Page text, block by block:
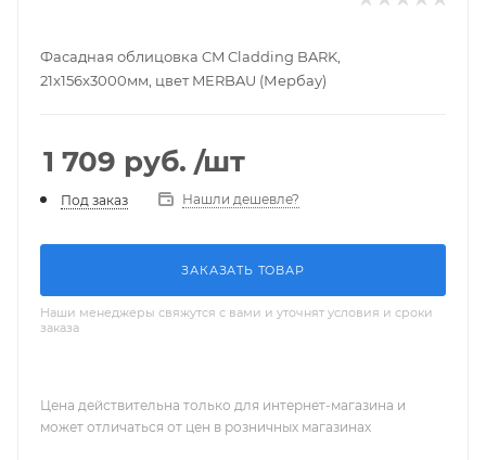
Фасадная облицовка CM Cladding BARK,
21x156x3000мм, цвет MERBAU (Мербау)
1 709 руб. /шт
Под заказ Нашли дешевле?
ЗАКАЗАТЬ ТОВАР
Наши менеджеры свяжутся с вами и уточнят условия и сроки
заказа
Цена действительна только для интернет-магазина и
может отличаться от цен в розничных магазинах